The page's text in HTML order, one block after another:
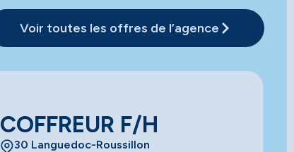
Voir toutes les offres de l’agence
COFFREUR F/H
30 Languedoc-Roussillon